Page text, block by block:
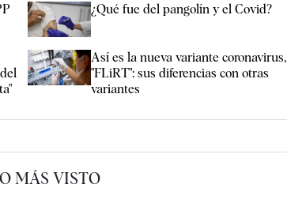
¿Qué fue del pangolín y el Covid?
Así es la nueva variante coronavirus,
"FLiRT": sus diferencias con otras
variantes
MÁS VISTO